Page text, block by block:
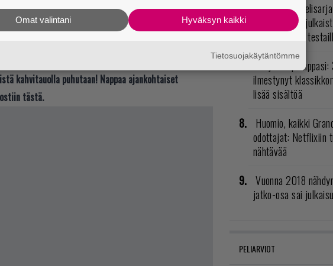
kahvitauolla puhutaan! Nappaa ajankohtaiset
tästä.
Rakastettu
vuonna 2012
muita osia voi
No johan
ilmestynyt
lisää sisältöä
Huomio, kaikki
odottajat: Netflixiin
nähtävää
Vuonna 2018
jatko-osa sai
PELIARVIOT
Hyväksyn kaikki
Omat valintani
Tietosuojakäytäntömme